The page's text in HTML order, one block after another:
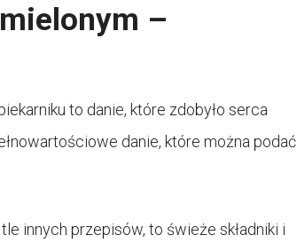
–
to danie, które zdobyło serca
danie, które można podać
innych przepisów, to świeże składniki i